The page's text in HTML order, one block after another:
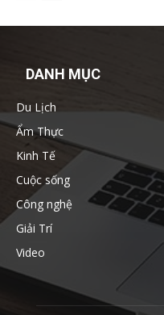
DANH MỤC
Du Lịch
Ẩm Thực
Kinh Tế
Cuộc sống
Công nghệ
Giải Trí
Video